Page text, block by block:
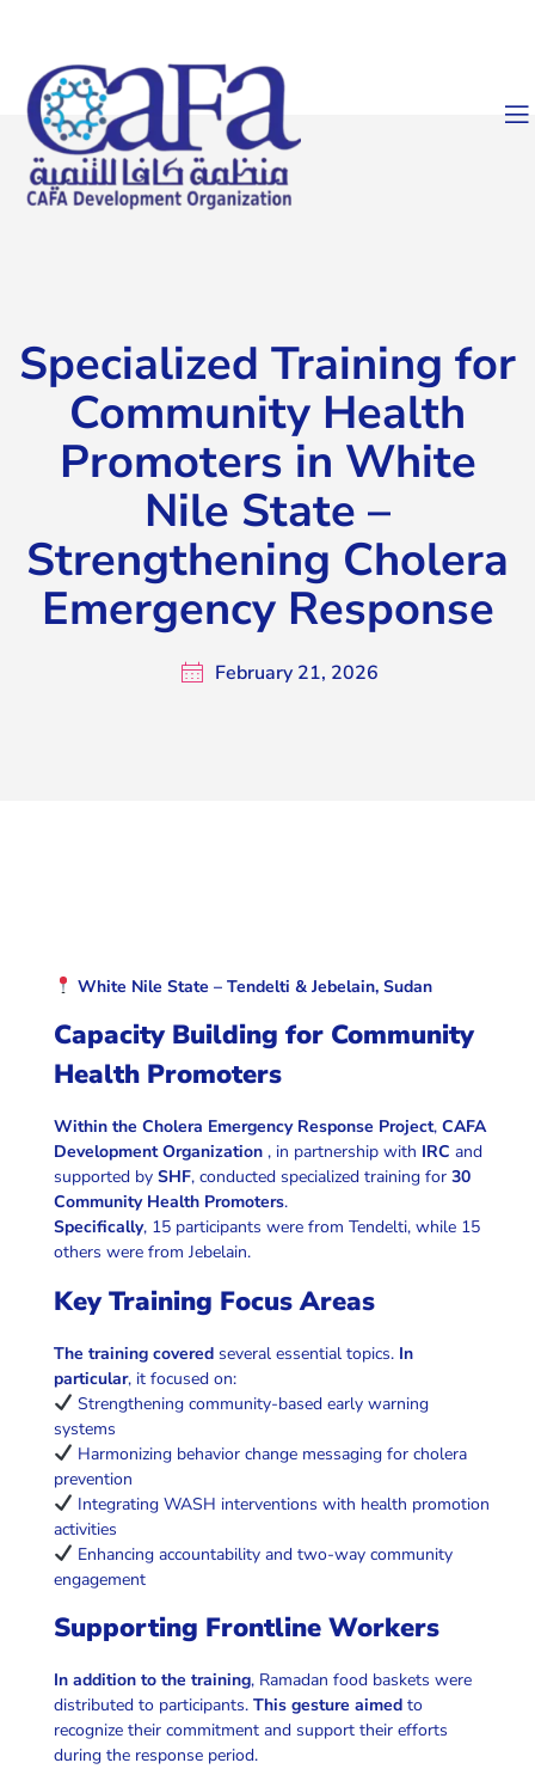
Specialized Training for
Community Health
Promoters in White
Nile State –
Strengthening Cholera
Emergency Response
February 21, 2026
White Nile State – Tendelti & Jebelain, Sudan
Capacity Building for Community
Health Promoters
Within the Cholera Emergency Response Project, CAFA
Development Organization , in partnership with IRC and
supported by SHF, conducted specialized training for 30
Community Health Promoters.
Specifically, 15 participants were from Tendelti, while 15
others were from Jebelain.
Key Training Focus Areas
The training covered several essential topics. In
particular, it focused on:
Strengthening community-based early warning
systems
Harmonizing behavior change messaging for cholera
prevention
Integrating WASH interventions with health promotion
activities
Enhancing accountability and two-way community
engagement
Supporting Frontline Workers
In addition to the training, Ramadan food baskets were
distributed to participants. This gesture aimed to
recognize their commitment and support their efforts
during the response period.